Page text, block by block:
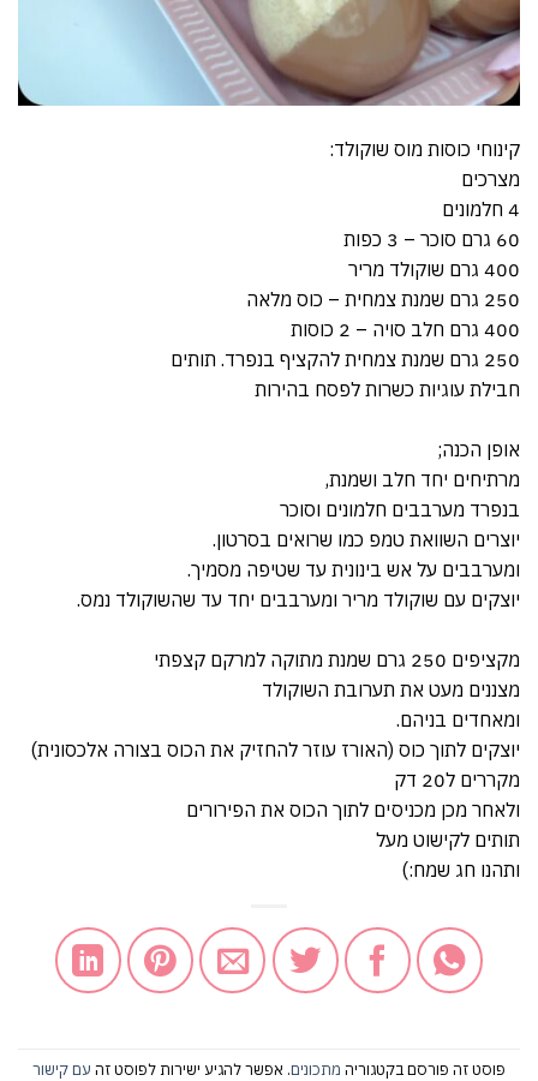
קינוחי כוסות מוס שוקולד:
מצרכים
4 חלמונים
60 גרם סוכר – 3 כפות
400 גרם שוקולד מריר
250 גרם שמנת צמחית – כוס מלאה
400 גרם חלב סויה – 2 כוסות
250 גרם שמנת צמחית להקציף בנפרד. תותים
חבילת עוגיות כשרות לפסח בהירות
אופן הכנה;
מרתיחים יחד חלב ושמנת,
בנפרד מערבבים חלמונים וסוכר
יוצרים השוואת טמפ כמו שרואים בסרטון.
ומערבבים על אש בינונית עד שטיפה מסמיך.
יוצקים עם שוקולד מריר ומערבבים יחד עד שהשוקולד נמס.
מקציפים 250 גרם שמנת מתוקה למרקם קצפתי
מצננים מעט את תערובת השוקולד
ומאחדים בניהם.
יוצקים לתוך כוס (האורז עוזר להחזיק את הכוס בצורה אלכסונית)
מקררים ל20 דק
ולאחר מכן מכניסים לתוך הכוס את הפירורים
תותים לקישוט מעל
ותהנו חג שמח:)
פוסט זה פורסם בקטגוריה מתכונים. אפשר להגיע ישירות לפוסט זה עם קישור